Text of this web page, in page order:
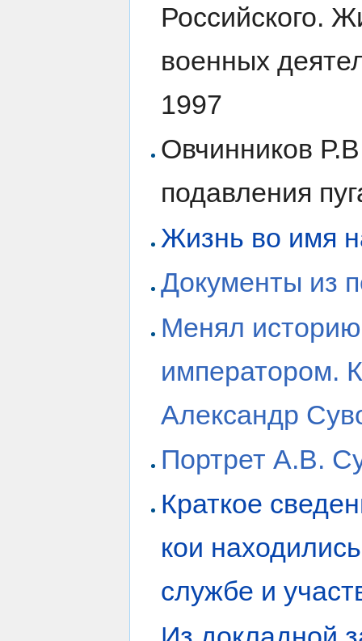
Российского.
военных
1997
Овчинников
подавления
Жизнь во имя
Документы из
Менял
императором.
Александр
Портрет А.В.
Краткое
кои
службе и